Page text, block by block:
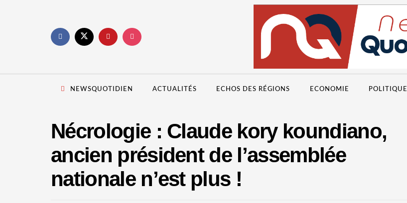
NEWSQUOTIDIEN ACTUALITÉS ECHOS DES RÉGIONS ECONOMIE POLITIQUE
Nécrologie : Claude kory koundiano,
ancien président de l’assemblée
nationale n’est plus !